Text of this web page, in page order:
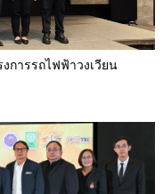
การรถไฟฟ้าวงเวียน